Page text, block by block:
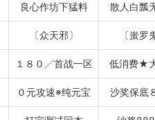
良心作坊下猛料 散人白瓢
〔众天邪〕 〔蚩罗
１８０╱首战一区 低消费★
０元攻速※纯元宝 沙奖保底